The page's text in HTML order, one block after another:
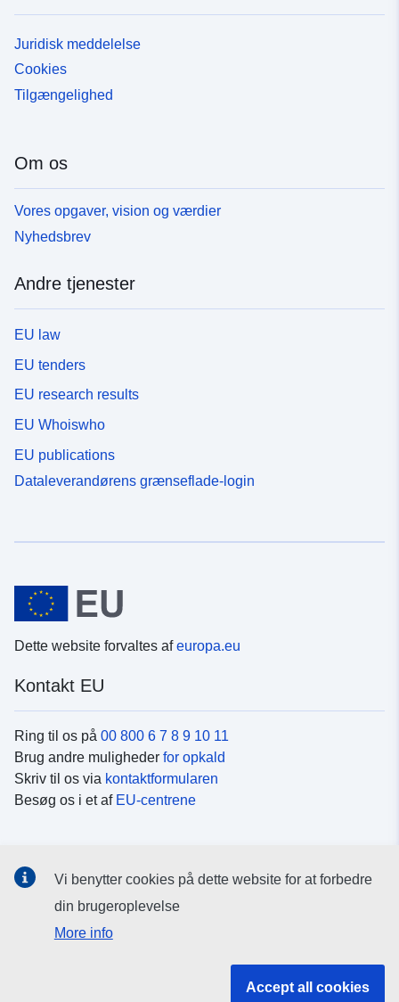
Juridisk meddelelse
Cookies
Tilgængelighed
Om os
Vores opgaver, vision og værdier
Nyhedsbrev
Andre tjenester
EU law
EU tenders
EU research results
EU Whoiswho
EU publications
Dataleverandørens grænseflade-login
Dette website forvaltes afeuropa.eu
Kontakt EU
Ring til os på 00 800 6 7 8 9 10 11
Brug andre muligheder for opkald
Skriv til os via kontaktformularen
Besøg os i et af EU-centrene
Søg efter EU's sider påsociale medier
EU-institutioner og -organer
Vi benytter cookies på dette website for at forbedre
din brugeroplevelse
More info
Accept all cookies